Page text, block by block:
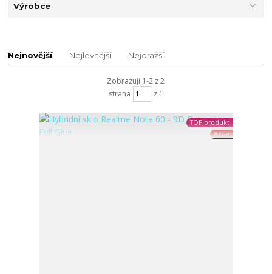
Výrobce
Nejnovější Nejlevnější Nejdražší
Zobrazuji 1-2 z 2
strana
z 1
TOP produkt
Akce